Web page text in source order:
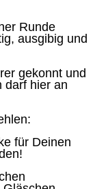
Runde
ausgibig und
gekonnt und
darf hier an
für Deinen